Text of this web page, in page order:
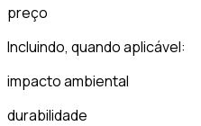
preço
Incluindo, quando aplicável:
impacto ambiental
durabilidade